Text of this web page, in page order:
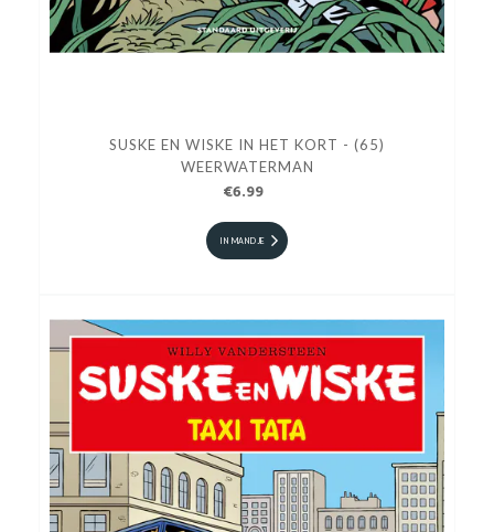
SUSKE EN WISKE IN HET KORT - (65)
WEERWATERMAN
€6.99
IN MANDJE